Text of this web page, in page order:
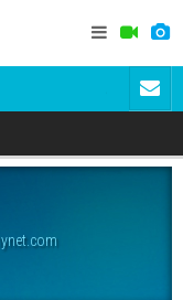
Yıkılıyor
ADALET